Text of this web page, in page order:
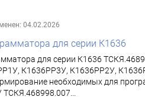
04.02.2026
для серии К1636
для серии К1636
К1636РР3У, К1636РР2У,
необходимых для